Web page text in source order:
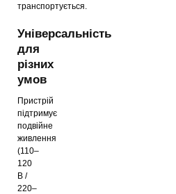
транспортується.
Універсальність
для
різних
умов
Пристрій
підтримує
подвійне
живлення
(110–
120
В /
220–